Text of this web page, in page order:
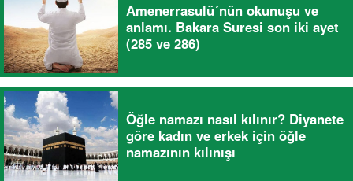
Amenerrasulü´nün okunuşu ve
anlamı. Bakara Suresi son iki ayet
(285 ve 286)
Öğle namazı nasıl kılınır? Diyanete
göre kadın ve erkek için öğle
namazının kılınışı